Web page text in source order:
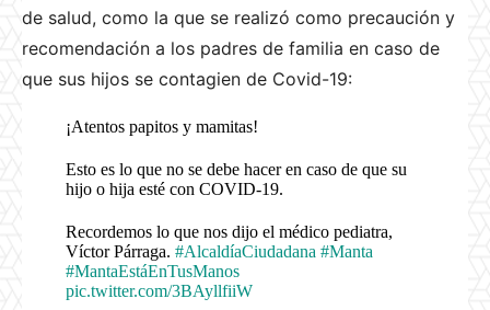
de salud, como la que se realizó como precaución y
recomendación a los padres de familia en caso de
que sus hijos se contagien de Covid-19:
¡Atentos papitos y mamitas!
Esto es lo que no se debe hacer en caso de que su
hijo o hija esté con COVID-19.
Recordemos lo que nos dijo el médico pediatra,
Víctor Párraga. #AlcaldíaCiudadana #Manta
#MantaEstáEnTusManos
pic.twitter.com/3BAyllfiiW